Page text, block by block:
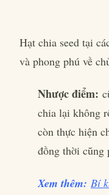
Hạt chia seed tại
và phong phú về
Nhược điểm:
chia lại không
còn thực hiện
đồng thời cũng
Xem thêm: Bí